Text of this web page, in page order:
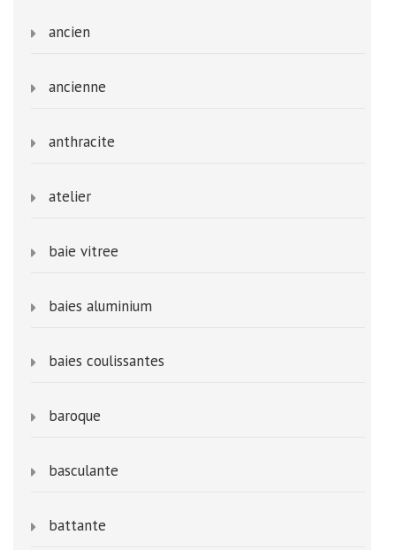
ancien
ancienne
anthracite
atelier
baie vitree
baies aluminium
baies coulissantes
baroque
basculante
battante